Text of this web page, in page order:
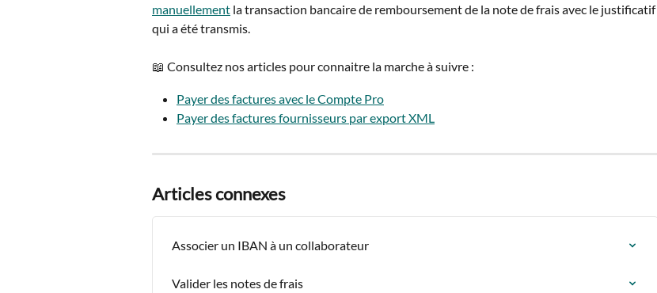
manuellement la transaction bancaire de remboursement de la note de frais avec le justificatif
qui a été transmis.
📖 Consultez nos articles pour connaitre la marche à suivre :
Payer des factures avec le Compte Pro
Payer des factures fournisseurs par export XML
Articles connexes
Associer un IBAN à un collaborateur
Valider les notes de frais